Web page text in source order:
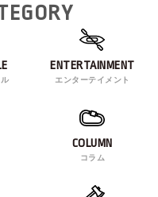
ENTERTAINMENT
エンターテイメント
COLUMN
コラム